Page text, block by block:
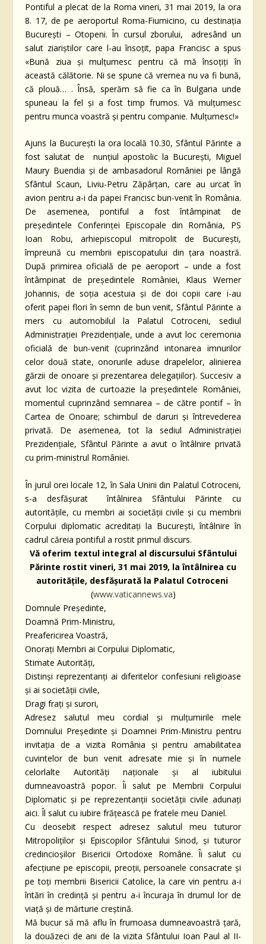
Pontiful a plecat de la Roma vineri, 31 mai 2019, la ora
8. 17, de pe aeroportul Roma-Fiumicino, cu destinaţia
Bucureşti – Otopeni. În cursul zborului, adresând un
salut ziariştilor care l-au însoţit, papa Francisc a spus
«Bună ziua şi mulţumesc pentru că mă însoţiţi în
această călătorie. Ni se spune că vremea nu va fi bună,
că plouă… . Însă, sperăm să fie ca în Bulgaria unde
spuneau la fel şi a fost timp frumos. Vă mulţumesc
pentru munca voastră şi pentru companie. Mulţumesc!»
Ajuns la Bucureşti la ora locală 10.30, Sfântul Părinte a
fost salutat de nunţiul apostolic la Bucureşti, Miguel
Maury Buendia şi de ambasadorul României pe lângă
Sfântul Scaun, Liviu-Petru Zăpârţan, care au urcat în
avion pentru a-i da papei Francisc bun-venit în România.
De asemenea, pontiful a fost întâmpinat de
preşedintele Conferinţei Episcopale din România, PS
Ioan Robu, arhiepiscopul mitropolit de Bucureşti,
împreună cu membrii episcopatului din ţara noastră.
După primirea oficială de pe aeroport – unde a fost
întâmpinat de preşedintele României, Klaus Werner
Johannis, de soţia acestuia şi de doi copii care i-au
oferit papei flori în semn de bun venit, Sfântul Părinte a
mers cu automobilul la Palatul Cotroceni, sediul
Administraţiei Prezidenţiale, unde a avut loc ceremonia
oficială de bun-venit (cuprinzând intonarea imnurilor
celor două state, onorurile aduse drapelelor, alinierea
gărzii de onoare şi prezentarea delegaţiilor). Succesiv a
avut loc vizita de curtoazie la preşedintele României,
momentul cuprinzând semnarea – de către pontif – în
Cartea de Onoare; schimbul de daruri şi întrevederea
privată. De asemenea, tot la sediul Administraţiei
Prezidenţiale, Sfântul Părinte a avut o întâlnire privată
cu prim-ministrul României.
În jurul orei locale 12, în Sala Unirii din Palatul Cotroceni,
s-a desfăşurat întâlnirea Sfântului Părinte cu
autorităţile, cu membri ai societăţii civile şi cu membrii
Corpului diplomatic acreditaţi la Bucureşti, întâlnire în
cadrul căreia pontiful a rostit primul discurs.
Vă oferim textul integral al discursului Sfântului
Părinte rostit vineri, 31 mai 2019, la întâlnirea cu
autorităţile, desfăşurată la Palatul Cotroceni
(www.vaticannews.va)
Domnule Președinte,
Doamnă Prim-Ministru,
Preafericirea Voastră,
Onorați Membri ai Corpului Diplomatic,
Stimate Autorități,
Distinși reprezentanți ai diferitelor confesiuni religioase
și ai societății civile,
Dragi frați și surori,
Adresez salutul meu cordial și mulțumirile mele
Domnului Președinte și Doamnei Prim-Ministru pentru
invitația de a vizita România și pentru amabilitatea
cuvintelor de bun venit adresate mie și în numele
celorlalte Autorități naționale și al iubitului
dumneavoastră popor. Îi salut pe Membrii Corpului
Diplomatic și pe reprezentanții societății civile adunați
aici. Îl salut cu iubire frăţească pe fratele meu Daniel.
Cu deosebit respect adresez salutul meu tuturor
Mitropoliților și Episcopilor Sfântului Sinod, și tuturor
credincioșilor Bisericii Ortodoxe Române. Îi salut cu
afecțiune pe episcopii, preoții, persoanele consacrate și
pe toți membrii Bisericii Catolice, la care vin pentru a-i
întări în credință și pentru a-i încuraja în drumul lor de
viață și de mărturie creștină.
Mă bucur să mă aflu în frumoasa dumneavoastră țară,
la douăzeci de ani de la vizita Sfântului Ioan Paul al II-